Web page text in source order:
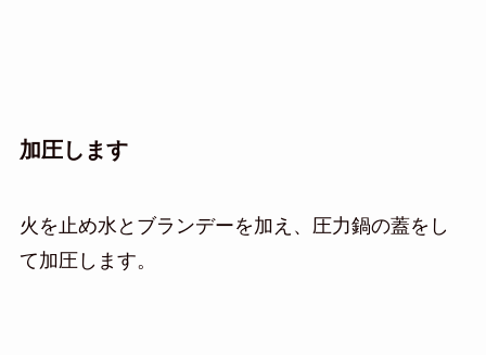
加圧します
火を止め水とブランデーを加え、圧力鍋の蓋をし
て加圧します。